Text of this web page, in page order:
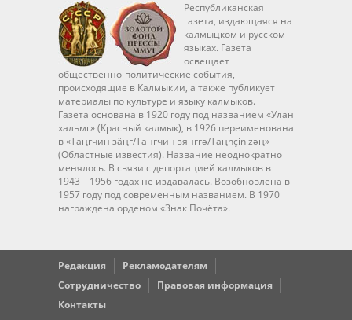
Республиканская
газета, издающаяся на
калмыцком и русском
языках. Газета
освещает
общественно-политические события,
происходящие в Калмыкии, а также публикует
материалы по культуре и языку калмыков.
Газета основана в 1920 году под названием «Улан
хальмг» (Красный калмык), в 1926 переименована
в «Таңгчин зäңг/Тангчин зянггә/Taңhçin zәң»
(Областные известия). Название неоднократно
менялось. В связи с депортацией калмыков в
1943—1956 годах не издавалась. Возобновлена в
1957 году под современным названием. В 1970
награждена орденом «Знак Почёта».
Редакция
Рекламодателям
Сотрудничество
Правовая информация
Контакты